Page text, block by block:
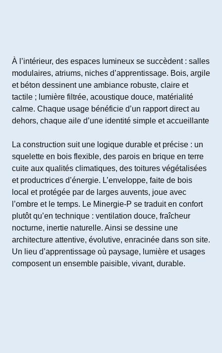
À l’intérieur, des espaces lumineux se succèdent : salles
modulaires, atriums, niches d’apprentissage. Bois, argile
et béton dessinent une ambiance robuste, claire et
tactile ; lumière filtrée, acoustique douce, matérialité
calme. Chaque usage bénéficie d’un rapport direct au
dehors, chaque aile d’une identité simple et accueillante
La construction suit une logique durable et précise : un
squelette en bois flexible, des parois en brique en terre
cuite aux qualités climatiques, des toitures végétalisées
et productrices d’énergie. L’enveloppe, faite de bois
local et protégée par de larges auvents, joue avec
l’ombre et le temps. Le Minergie-P se traduit en confort
plutôt qu’en technique : ventilation douce, fraîcheur
nocturne, inertie naturelle. Ainsi se dessine une
architecture attentive, évolutive, enracinée dans son site.
Un lieu d’apprentissage où paysage, lumière et usages
composent un ensemble paisible, vivant, durable.